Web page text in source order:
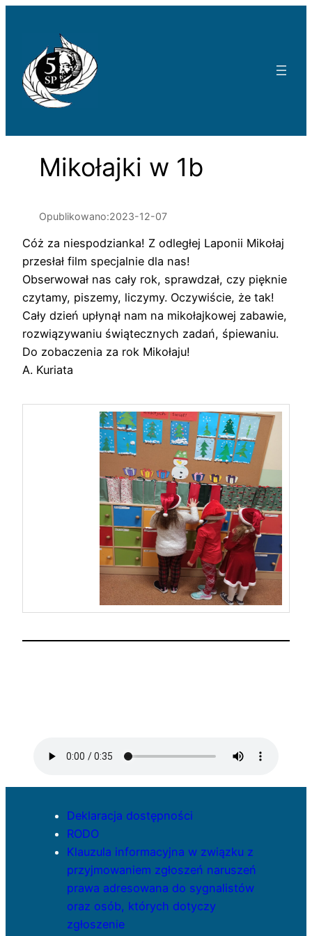
Mikołajki w 1b
Opublikowano:2023-12-07
Cóż za niespodzianka! Z odległej Laponii Mikołaj
przesłał film specjalnie dla nas!
Obserwował nas cały rok, sprawdzał, czy pięknie
czytamy, piszemy, liczymy. Oczywiście, że tak!
Cały dzień upłynął nam na mikołajkowej zabawie,
rozwiązywaniu świątecznych zadań, śpiewaniu.
Do zobaczenia za rok Mikołaju!
A. Kuriata
Deklaracja dostępności
RODO
Klauzula informacyjna w związku z
przyjmowaniem zgłoszeń naruszeń
prawa adresowana do sygnalistów
oraz osób, których dotyczy
zgłoszenie